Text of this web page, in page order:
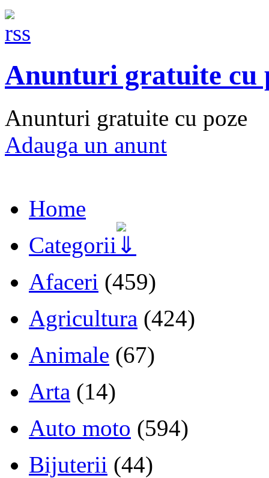
Anunturi gratuite cu
Anunturi gratuite cu poze
Adauga un anunt
Home
Categorii
Afaceri (459)
Agricultura (424)
Animale (67)
Arta (14)
Auto moto (594)
Bijuterii (44)